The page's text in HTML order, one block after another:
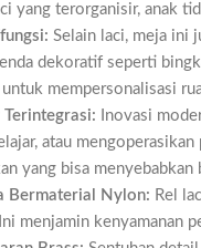
yang terorganisir, anak
Selain laci, meja ini
dekoratif seperti
mempersonalisasi
Inovasi
atau
yang bisa menyebabkan
Bermaterial Nylon: Rel
menjamin kenyamanan